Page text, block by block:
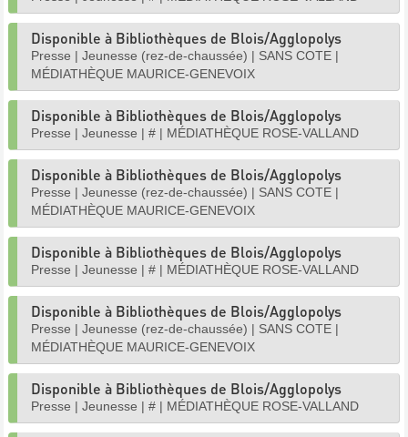
Disponible à Bibliothèques de Blois/Agglopolys
Presse | Jeunesse (rez-de-chaussée) | SANS COTE |
MÉDIATHÈQUE MAURICE-GENEVOIX
Disponible à Bibliothèques de Blois/Agglopolys
Presse | Jeunesse | # | MÉDIATHÈQUE ROSE-VALLAND
Disponible à Bibliothèques de Blois/Agglopolys
Presse | Jeunesse (rez-de-chaussée) | SANS COTE |
MÉDIATHÈQUE MAURICE-GENEVOIX
Disponible à Bibliothèques de Blois/Agglopolys
Presse | Jeunesse | # | MÉDIATHÈQUE ROSE-VALLAND
Disponible à Bibliothèques de Blois/Agglopolys
Presse | Jeunesse (rez-de-chaussée) | SANS COTE |
MÉDIATHÈQUE MAURICE-GENEVOIX
Disponible à Bibliothèques de Blois/Agglopolys
Presse | Jeunesse | # | MÉDIATHÈQUE ROSE-VALLAND